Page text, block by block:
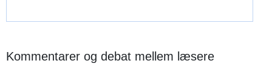
Kommentarer og debat mellem læsere